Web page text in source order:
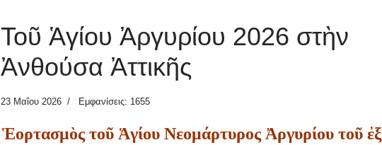
Τοῦ Ἁγίου Ἀργυρίου 2026 στὴν
Ἀνθούσα Ἀττικῆς
23 Μαΐου 2026 Εμφανίσεις: 1655
Ἑορτασμὸς τοῦ Ἁγίου Νεομάρτυρος Ἀργυρίου τοῦ ἐξ